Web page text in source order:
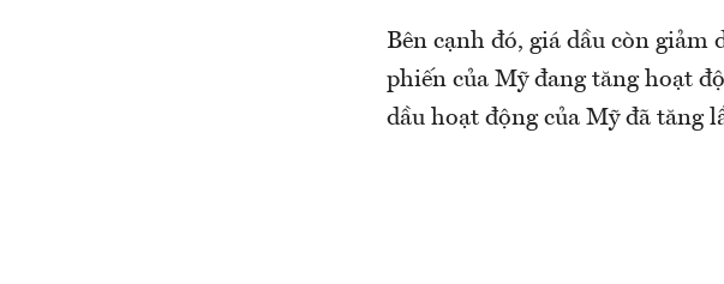
Bên cạnh đó, giá dầu còn giảm
phiến của Mỹ đang tăng hoạt
dầu hoạt động của Mỹ đã tăng